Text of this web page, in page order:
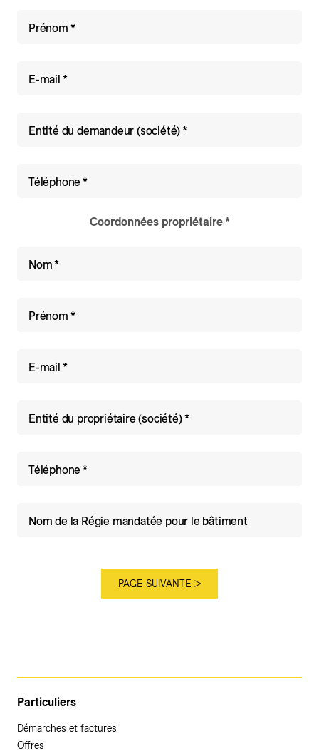
Prénom
E-mail
Entité du demandeur (société)
Téléphone
Coordonnées propriétaire
Nom
Prénom
E-mail
Entité du propriétaire (société)
Téléphone
Nom de la Régie mandatée pour le bâtiment
Particuliers
Démarches et factures
Offres